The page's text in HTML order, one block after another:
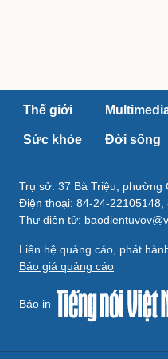
Thế giới
Sức khỏe Đời sống
Trụ sở: 37 Bà Triệu, phường
Điện thoại: 84-24-22105148,
Thư điện tử:
Liên hệ quảng cáo, phát
Báo giá quảng cáo
Báo in